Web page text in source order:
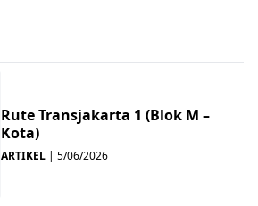
Rute Transjakarta 1 (Blok M –
Kota)
ARTIKEL | 5/06/2026